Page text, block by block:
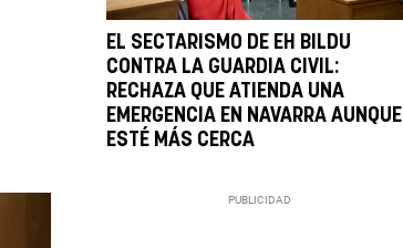
EL SECTARISMO DE EH BILDU
CONTRA LA GUARDIA CIVIL:
RECHAZA QUE ATIENDA UNA
EMERGENCIA EN NAVARRA AUNQUE
ESTÉ MÁS CERCA